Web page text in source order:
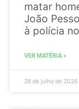
matar
João
à polícia
VER MATÉRIA »
28 de julho de 2026